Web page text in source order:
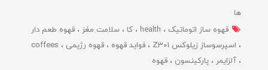
ها
قهوه ساز اتوماتیک
health کا سلامت مغز
قهوه طعم دار
اسپرسوساز زیلوکس Z301
فواید قهوه قهوه رژیمی
coffees
آلزایمر
پارکینسون قهوه